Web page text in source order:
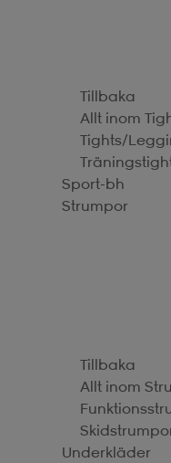
Tillbaka
Allt inom
Tights/
Sport-bh
Strumpor
Tillbaka
Allt inom
Underkläder